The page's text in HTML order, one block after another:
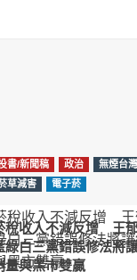
書/新聞稿 政治
無煙台灣
草減害
電子菸
稅收入不減反增 王
綠白三黨錯誤修法將
量與黑市雙贏